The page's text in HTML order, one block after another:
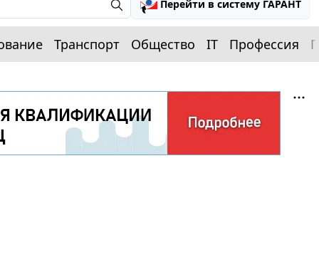
Перейти в систему ГАРАНТ
Транспорт Общество IT Профессия